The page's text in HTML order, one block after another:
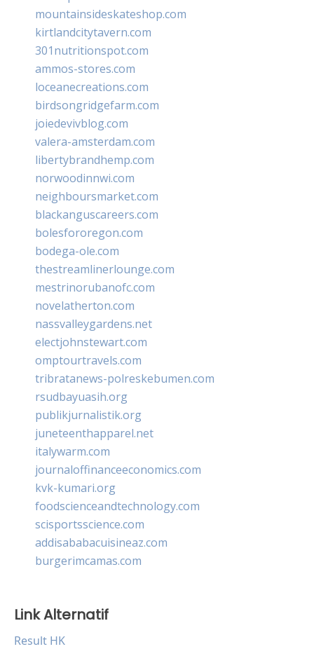
mountainsideskateshop.com
kirtlandcitytavern.com
301nutritionspot.com
ammos-stores.com
loceanecreations.com
birdsongridgefarm.com
joiedevivblog.com
valera-amsterdam.com
libertybrandhemp.com
norwoodinnwi.com
neighboursmarket.com
blackanguscareers.com
bolesfororegon.com
bodega-ole.com
thestreamlinerlounge.com
mestrinorubanofc.com
novelatherton.com
nassvalleygardens.net
electjohnstewart.com
omptourtravels.com
tribratanews-polreskebumen.com
rsudbayuasih.org
publikjurnalistik.org
juneteenthapparel.net
italywarm.com
journaloffinanceeconomics.com
kvk-kumari.org
foodscienceandtechnology.com
scisportsscience.com
addisababacuisineaz.com
burgerimcamas.com
Link Alternatif
Result HK